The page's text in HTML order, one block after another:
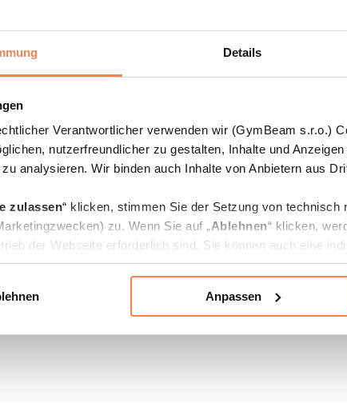
Details
Verantwortlicher verwenden wir (GymBeam s.r.o.)
nutzerfreundlicher zu gestalten, Inhalte und
analysieren. Wir binden auch Inhalte von Anbietern aus
zulassen“ klicken, stimmen Sie der Setzung von
zu. Wenn Sie auf „Ablehnen“ klicken,
der Webseite erforderlich sind. Sie können auch eine
Kategorien an- oder abwählen und „Auswahl erlauben“
über die Verarbeitung Ihrer Daten finden Sie in den
Anpassen